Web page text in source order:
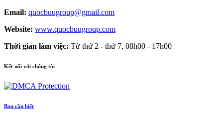
Email: quocbuugroup@gmail.com
Website: www.quocbuugroup.com
Thời gian làm việc: Từ thứ 2 - thứ 7, 08h00 - 17h00
Kết nối với chúng tôi
Bạn cần biết